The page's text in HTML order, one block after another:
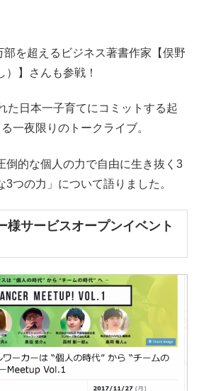
を超えるビジネス著書作家【俣野
）】さんも参戦！
た日本一子育てにコミットする起
一夜限りのトークライブ。
倒的な個人の力で自由に生き抜く3
つの力」について語りました。
様サービスオープンイベント